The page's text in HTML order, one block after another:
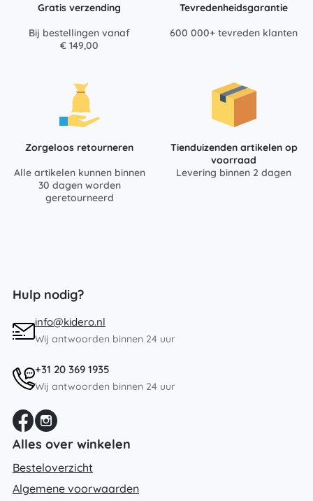
Gratis verzending
Bij bestellingen vanaf
€ 149,00
Tevredenheidsgarantie
600 000+ tevreden klanten
Zorgeloos retourneren
Alle artikelen kunnen binnen
30 dagen worden
geretourneerd
Tienduizenden artikelen op
voorraad
Levering binnen 2 dagen
Hulp nodig?
info@kidero.nl
Wij antwoorden binnen 24 uur
+31 20 369 1935
Wij antwoorden binnen 24 uur
Alles over winkelen
Besteloverzicht
Algemene voorwaarden